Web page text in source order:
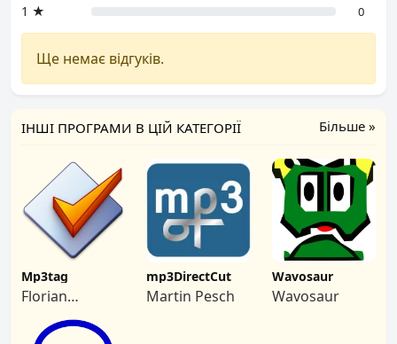
1 ★ 0
Ще немає відгуків.
Більше »
ІНШІ ПРОГРАМИ В ЦІЙ КАТЕГОРІЇ
Mp3tag
Florian
Heidenreich
mp3DirectCut
Martin Pesch
Wavosaur
Wavosaur